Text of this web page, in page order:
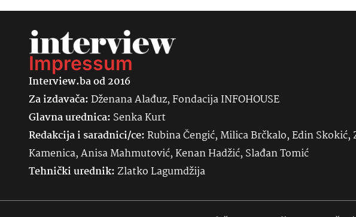
Impressum
Interview.ba od 2016
Za izdavača:Dženana Alađuz, Fondacija INFOHOUSE
Glavna urednica: SenkaKurt
Redakcija i saradnici/ce:Rubina Čengić, Milica Brčkalo, Edin
Kamenica, Anisa Mahmutović, Kenan Hadžić, Slađan Tomić
Tehnički urednik:Zlatko Lagumdžija